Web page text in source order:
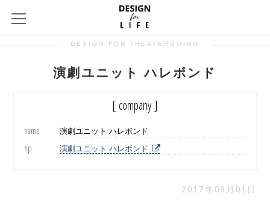
DESIGN FOR THEATERGOING
演劇ユニット ハレボンド
[ company ]
name 演劇ユニット ハレボンド
hp 演劇ユニット ハレボンド
2017年09月01日